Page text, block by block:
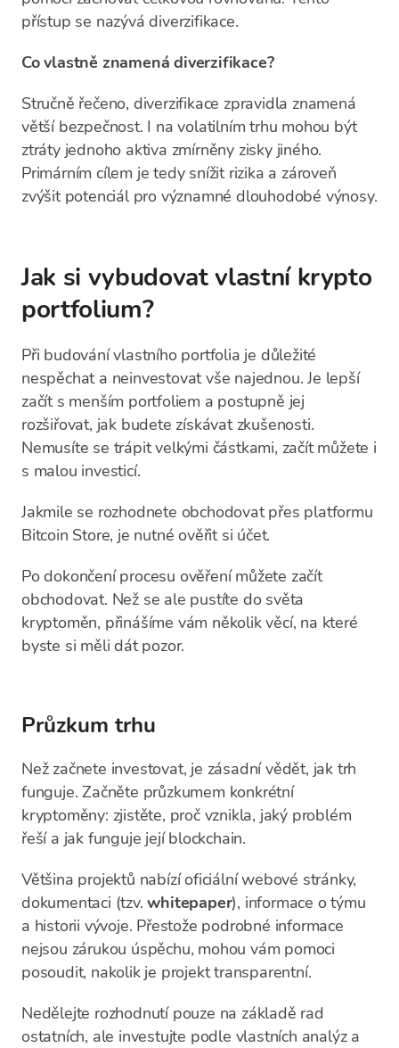
přístup se nazývá diverzifikace.
Co vlastně znamená diverzifikace?
Stručně řečeno, diverzifikace zpravidla znamená
větší bezpečnost. I na volatilním trhu mohou být
ztráty jednoho aktiva zmírněny zisky jiného.
Primárním cílem je tedy snížit rizika a zároveň
zvýšit potenciál pro významné dlouhodobé výnosy.
Jak si vybudovat vlastní krypto
portfolium?
Při budování vlastního portfolia je důležité
nespěchat a neinvestovat vše najednou. Je lepší
začít s menším portfoliem a postupně jej
rozšiřovat, jak budete získávat zkušenosti.
Nemusíte se trápit velkými částkami, začít můžete i
s malou investicí.
Jakmile se rozhodnete obchodovat přes platformu
Bitcoin Store, je nutné ověřit si účet.
Po dokončení procesu ověření můžete začít
obchodovat. Než se ale pustíte do světa
kryptoměn, přinášíme vám několik věcí, na které
byste si měli dát pozor.
Průzkum trhu
Než začnete investovat, je zásadní vědět, jak trh
funguje. Začněte průzkumem konkrétní
kryptoměny: zjistěte, proč vznikla, jaký problém
řeší a jak funguje její blockchain.
Většina projektů nabízí oficiální webové stránky,
dokumentaci (tzv.whitepaper), informace o týmu
a historii vývoje. Přestože podrobné informace
nejsou zárukou úspěchu, mohou vám pomoci
posoudit, nakolik je projekt transparentní.
Nedělejte rozhodnutí pouze na základě rad
ostatních, ale investujte podle vlastních analýz a